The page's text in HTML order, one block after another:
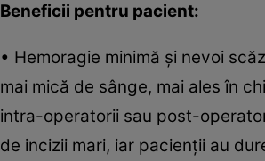
Beneficii pentru pacient:
• Hemoragie minimă şi nevoi
mai mică de sânge, mai ales în
intra-operatorii sau post-
de incizii mari, iar pacienţii au